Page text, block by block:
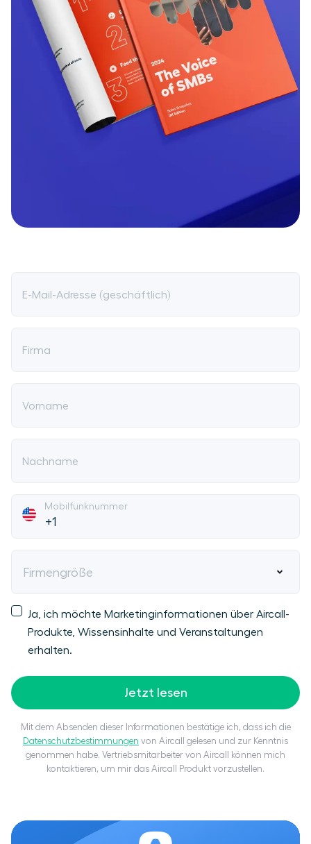
E-Mail-Adresse (geschäftlich)
Firma
Vorname
Nachname
Mobilfunknummer
Firmengröße
Ja, ich möchte Marketinginformationen über Aircall-
Produkte, Wissensinhalte und Veranstaltungen
erhalten.
Jetzt lesen
Mit dem Absenden dieser Informationen bestätige ich, dass ich die
Datenschutzbestimmungen von Aircall gelesen und zur Kenntnis
genommen habe. Vertriebsmitarbeiter von Aircall können mich
kontaktieren, um mir das Aircall Produkt vorzustellen.